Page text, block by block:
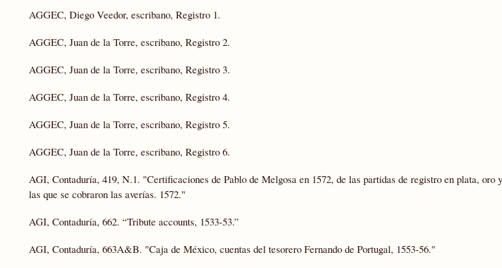
AGGEC, Diego Veedor, escribano, Registro 1.
AGGEC, Juan de la Torre, escribano, Registro 2.
AGGEC, Juan de la Torre, escribano, Registro 3.
AGGEC, Juan de la Torre, escribano, Registro 4.
AGGEC, Juan de la Torre, escribano, Registro 5.
AGGEC, Juan de la Torre, escribano, Registro 6.
AGI, Contaduría, 419, N.1. "Certificaciones de Pablo de Melgosa en 1572, de las partidas de registro en plata, oro
las que se cobraron las averías. 1572."
AGI, Contaduría, 662. “Tribute accounts, 1533-53.”
AGI, Contaduría, 663A&B. "Caja de México, cuentas del tesorero Fernando de Portugal, 1553-56."